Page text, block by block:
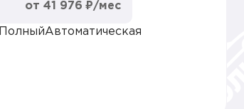
от 41 976 ₽/мес
ПолныйАвтоматическая